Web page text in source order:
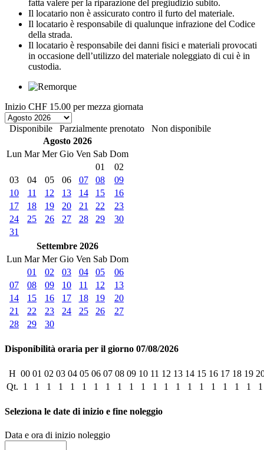
fatta valere per la riparazione del pregiudizio subito.
Il locatario non è assicurato contro il furto del materiale.
Il locatario è responsabile di qualunque infrazione del Codice
della strada.
Il locatario è responsabile dei danni fisici e materiali provocati
in occasione dell’utilizzo del materiale noleggiato di cui è in
custodia.
Inizio CHF 15.00 per mezza giornata
Disponibile Parzialmente prenotato
Non disponibile
Agosto 2026
Lun Mar Mer Gio Ven Sab Dom
01
02
03
04 05 06 07 08
09
10
11 12 13 14 15
16
17
18 19 20 21 22
23
24
25 26 27 28 29
30
31
Settembre 2026
Lun Mar Mer Gio Ven Sab Dom
01
02 03 04 05
06
07
08 09 10 11 12
13
14
15 16 17 18 19
20
21
22 23 24 25 26
27
28
29 30
Disponibilità oraria per il giorno 07/08/2026
H 00 01 02 03 04 05 06 07 08 09 10 11 12 13 14 15 16 17 18 19
Qt. 1 1 1 1 1 1 1 1 1 1 1 1 1 1 1 1 1 1 1 1 1
Seleziona le date di inizio e fine noleggio
Data e ora di inizio noleggio